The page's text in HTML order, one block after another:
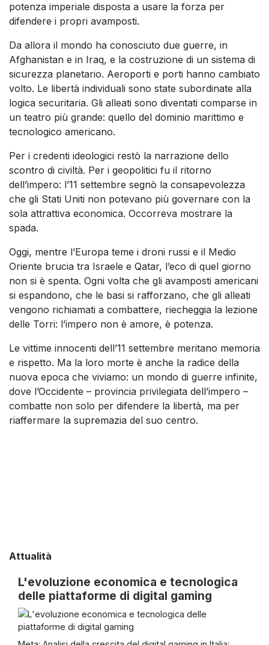
potenza imperiale disposta a usare la forza per
difendere i propri avamposti.
Da allora il mondo ha conosciuto due guerre, in
Afghanistan e in Iraq, e la costruzione di un sistema di
sicurezza planetario. Aeroporti e porti hanno cambiato
volto. Le libertà individuali sono state subordinate alla
logica securitaria. Gli alleati sono diventati comparse in
un teatro più grande: quello del dominio marittimo e
tecnologico americano.
Per i credenti ideologici restò la narrazione dello
scontro di civiltà. Per i geopolitici fu il ritorno
dell’impero: l’11 settembre segnò la consapevolezza
che gli Stati Uniti non potevano più governare con la
sola attrattiva economica. Occorreva mostrare la
spada.
Oggi, mentre l’Europa teme i droni russi e il Medio
Oriente brucia tra Israele e Qatar, l’eco di quel giorno
non si è spenta. Ogni volta che gli avamposti americani
si espandono, che le basi si rafforzano, che gli alleati
vengono richiamati a combattere, riecheggia la lezione
delle Torri: l’impero non è amore, è potenza.
Le vittime innocenti dell’11 settembre meritano memoria
e rispetto. Ma la loro morte è anche la radice della
nuova epoca che viviamo: un mondo di guerre infinite,
dove l’Occidente – provincia privilegiata dell’impero –
combatte non solo per difendere la libertà, ma per
riaffermare la supremazia del suo centro.
Attualità
L'evoluzione economica e tecnologica
delle piattaforme di digital gaming